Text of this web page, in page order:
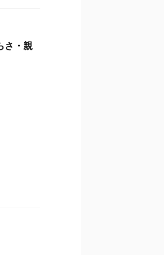
さ・親